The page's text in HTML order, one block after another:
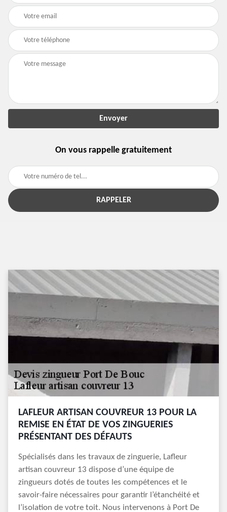
On vous rappelle gratuitement
LAFLEUR ARTISAN COUVREUR 13 POUR LA
REMISE EN ÉTAT DE VOS ZINGUERIES
PRÉSENTANT DES DÉFAUTS
Spécialisés dans les travaux de zinguerie, Lafleur
artisan couvreur 13 dispose d’une équipe de
zingueurs dotés de toutes les compétences et le
savoir-faire nécessaires pour garantir l’étanchéité et
l’isolation de votre toit. Nous intervenons à Port De